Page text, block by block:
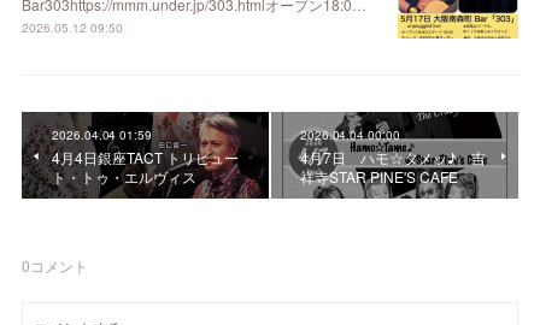
Bar303https://mmm.under.jp/303.htmlオープン18:0…
2026.05.12 09:50
2026.04.04 01:59
4月4日銀座TACT トリビュー
ト・トゥ・エルヴィス
2026.04.04 00:00
4月7日 ハモ☆タメッ♪ 吉
祥寺STAR PINE'S CAFE
0コメント